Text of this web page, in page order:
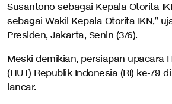
Susantono sebagai Kepala Otorita
sebagai Wakil Kepala Otorita IKN,”
Presiden, Jakarta, Senin (3/6).
Meski demikian, persiapan upacara
(HUT) Republik Indonesia (RI) ke-79
lancar.